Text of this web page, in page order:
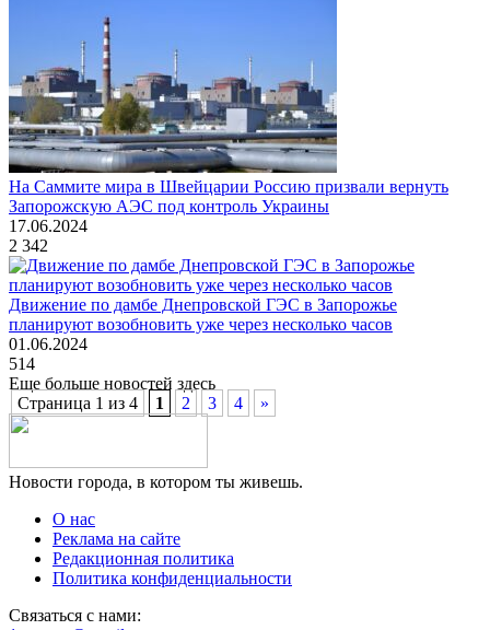
На Саммите мира в Швейцарии Россию призвали вернуть
Запорожскую АЭС под контроль Украины
17.06.2024
2 342
Движение по дамбе Днепровской ГЭС в Запорожье
планируют возобновить уже через несколько часов
01.06.2024
514
Еще больше новостей здесь
Страница 1 из 4
1 2 3 4 »
Новости города, в котором ты живешь.
О нас
Реклама на сайте
Редакционная политика
Политика конфиденциальности
Связаться с нами: